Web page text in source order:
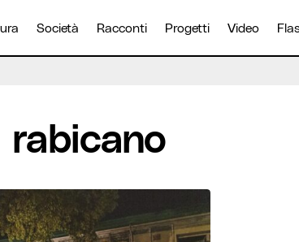
Società Racconti Progetti Video